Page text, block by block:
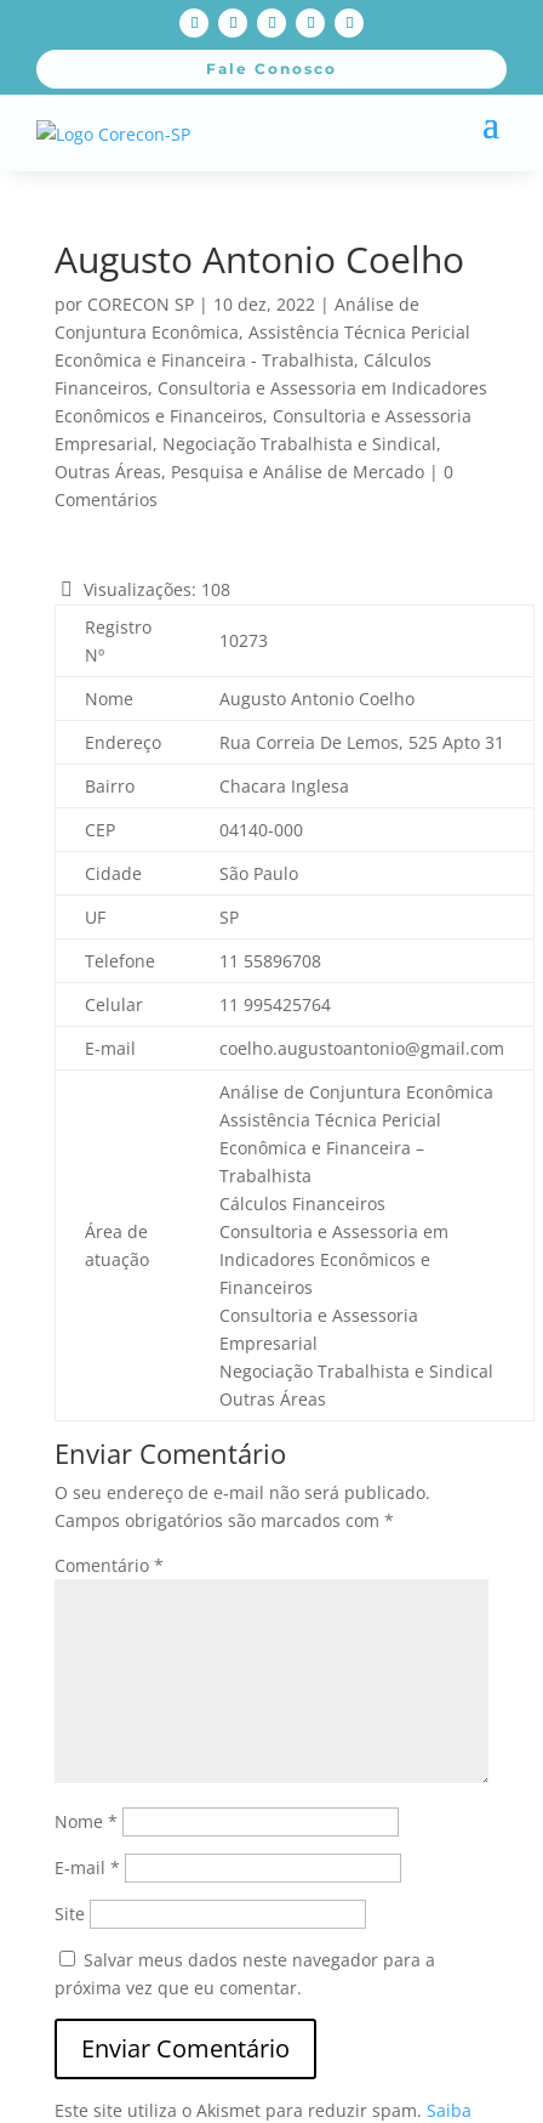
Fale Conosco
Augusto Antonio Coelho
por CORECON SP| 10 dez, 2022| Análise de
Conjuntura Econômica, Assistência Técnica Pericial
Econômica e Financeira - Trabalhista, Cálculos
Financeiros, Consultoria e Assessoria em Indicadores
Econômicos e Financeiros, Consultoria e Assessoria
Empresarial, Negociação Trabalhista e Sindical,
Outras Áreas, Pesquisa e Análise de Mercado| 0
Comentários
Visualizações: 108
Registro
Nº
10273
Nome
Augusto Antonio Coelho
Endereço
Rua Correia De Lemos, 525 Apto 31
Bairro
Chacara Inglesa
CEP
04140-000
Cidade
São Paulo
UF
SP
Telefone
11 55896708
Celular
11 995425764
E-mail
coelho.augustoantonio@gmail.com
Área de
atuação
Análise de Conjuntura Econômica
Assistência Técnica Pericial
Econômica e Financeira –
Trabalhista
Cálculos Financeiros
Consultoria e Assessoria em
Indicadores Econômicos e
Financeiros
Consultoria e Assessoria
Empresarial
Negociação Trabalhista e Sindical
Outras Áreas
Enviar Comentário
O seu endereço de e-mail não será publicado.
Campos obrigatórios são marcados com *
Comentário *
Nome *
E-mail *
Site
Salvar meus dados neste navegador para a
próxima vez que eu comentar.
Este site utiliza o Akismet para reduzir spam. Saiba